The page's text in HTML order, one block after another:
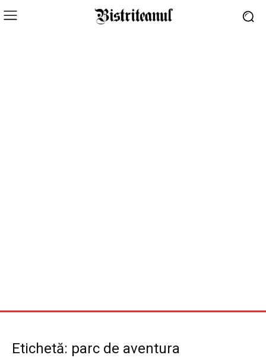
Etichetă: parc de aventura